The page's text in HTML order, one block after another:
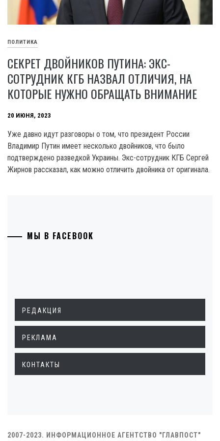
ПОЛИТИКА
СЕКРЕТ ДВОЙНИКОВ ПУТИНА: ЭКС-
СОТРУДНИК КГБ НАЗВАЛ ОТЛИЧИЯ, НА
КОТОРЫЕ НУЖНО ОБРАЩАТЬ ВНИМАНИЕ
20 ИЮНЯ, 2023
Уже давно идут разговоры о том, что президент России
Владимир Путин имеет несколько двойников, что было
подтверждено разведкой Украины. Экс-сотрудник КГБ Сергей
Жирнов рассказал, как можно отличить двойника от оригинала.
МЫ В FACEBOOK
РЕДАКЦИЯ
РЕКЛАМА
КОНТАКТЫ
2007-2023. ИНФОРМАЦИОННОЕ АГЕНТСТВО "ГЛАВПОСТ"